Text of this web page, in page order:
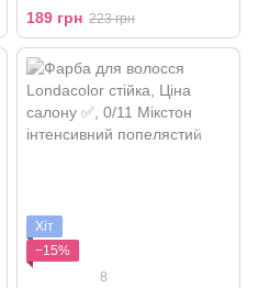
189 грн 223 грн
Хіт
−15%
8